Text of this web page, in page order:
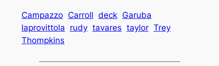
Campazzo Carroll deck Garuba
laprovittola rudy tavares taylor Trey
Thompkins